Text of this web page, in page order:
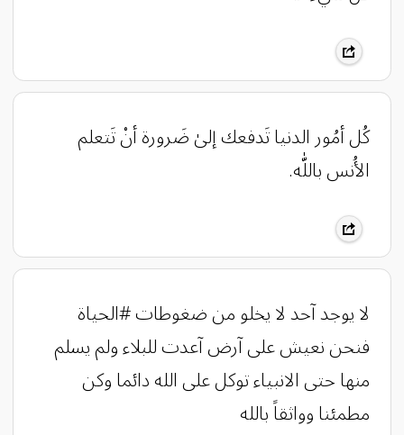
كُل أمُور الدنيا تَدفعك إلىٰ ضَرورة أنْ تَتعلم
الأُنس باللّٰه.
لا يوجد آحد لا يخلو من ضغوطات #الحياة
فنحن نعيش على آرض آعدت للبلاء ولم يسلم
منها حتى الانبياء توكل على الله دائما وكن
مطمئنا وواثقاً بالله